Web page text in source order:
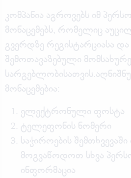
კომპანია აგროვებს იმ
მონაცემებს, რომელიც
გვერდზე რეგისტარციასა და
შემოთავაზებული
მონაცემებია:
ელექტრონული ფოსტა
ტელეფონის ნომერი
საჭიროების
მოგვაწოდოთ სხვა
ინფორმაცია